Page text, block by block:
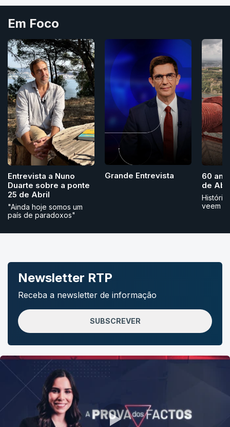
Em Foco
Entrevista a Nuno
Duarte sobre a ponte
25 de Abril
"Ainda hoje somos um
país de paradoxos"
Grande Entrevista
60
de
veem
Newsletter RTP
Receba a newsletter de informação
SUBSCREVER